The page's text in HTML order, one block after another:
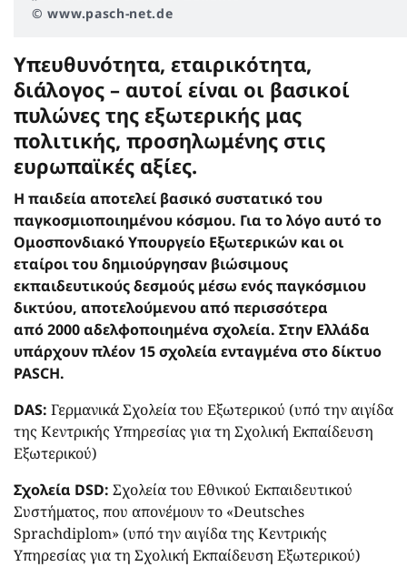
© www.pasch-net.de
Υπευθυνότητα, εταιρικότητα,
διάλογος – αυτοί είναι οι βασικοί
πυλώνες της εξωτερικής μας
πολιτικής, προσηλωμένης στις
ευρωπαϊκές αξίες.
Η παιδεία αποτελεί βασικό συστατικό του
παγκοσμιοποιημένου κόσμου. Για το λόγο αυτό το
Ομοσπονδιακό Υπουργείο Εξωτερικών και οι
εταίροι του δημιούργησαν βιώσιμους
εκπαιδευτικούς δεσμούς μέσω ενός παγκόσμιου
δικτύου, αποτελούμενου από περισσότερα
από 2000 αδελφοποιημένα σχολεία. Στην Ελλάδα
υπάρχουν πλέον 15σχολεία ενταγμένα στο δίκτυο
PASCH.
DAS: Γερμανικά Σχολεία του Εξωτερικού (υπό την αιγίδα
της Κεντρικής Υπηρεσίας για τη Σχολική Εκπαίδευση
Εξωτερικού)
Σχολεία DSD: Σχολεία του Εθνικού Εκπαιδευτικού
Συστήματος, που απονέμουν το «Deutsches
Sprachdiplom» (υπό την αιγίδα της Κεντρικής
Υπηρεσίας για τη Σχολική Εκπαίδευση Εξωτερικού)